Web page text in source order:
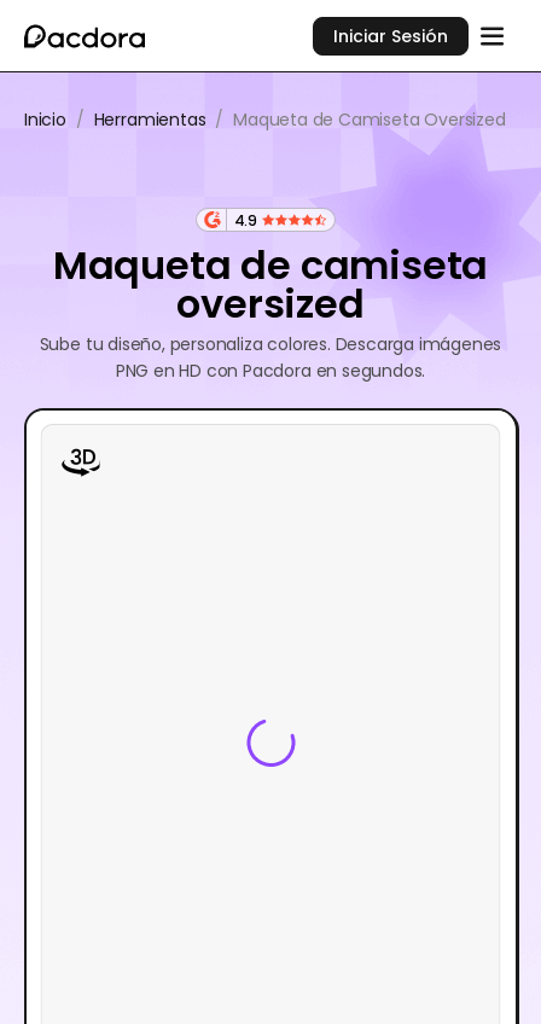
Iniciar Sesión
Inicio / Herramientas / Maqueta de Camiseta Oversized
4.9
Maqueta de camiseta
oversized
Sube tu diseño, personaliza colores. Descarga imágenes
PNG en HD con Pacdora en segundos.